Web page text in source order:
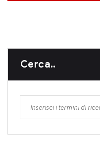
Cerca..